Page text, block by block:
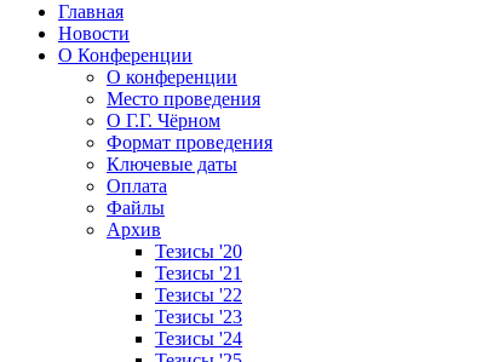
Главная
Новости
О Конференции
О конференции
Место проведения
О Г.Г. Чёрном
Формат проведения
Ключевые даты
Оплата
Файлы
Архив
Тезисы '20
Тезисы '21
Тезисы '22
Тезисы '23
Тезисы '24